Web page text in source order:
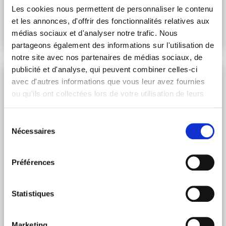
Les cookies nous permettent de personnaliser le contenu
et les annonces, d'offrir des fonctionnalités relatives aux
médias sociaux et d'analyser notre trafic. Nous
partageons également des informations sur l'utilisation de
notre site avec nos partenaires de médias sociaux, de
publicité et d'analyse, qui peuvent combiner celles-ci
avec d'autres informations que vous leur avez fournies
ou qu'ils ont collectées lors de votre utilisation de leurs
Nécessaires
Préférences
Statistiques
entre le Groupe APICIL et CDC Habitat. Découvrez-en
plus en lisant cet article.
Lire l'article
Investissement
LES SUPPORTS IMMOBILIERS : UNE ALTERNATIVE AUX